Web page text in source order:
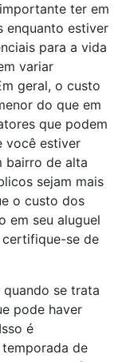
ter em
enquanto estiver
para a vida
variar
geral, o custo
do que em
que podem
você estiver
bairro de alta
sejam mais
o custo dos
em seu aluguel
se de
se trata
pode haver
é
de